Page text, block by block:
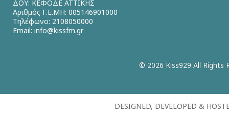
ΔΟΥ: ΚΕΦΟΔΕ ΑΤΤΙΚΗΣ
Αριθμός Γ.Ε.ΜΗ: 005146901000
Τηλέφωνο: 2108050000
Email: info@kissfm.gr
© 2026 Kiss929 All Rights
DESIGNED, DEVELOPED &